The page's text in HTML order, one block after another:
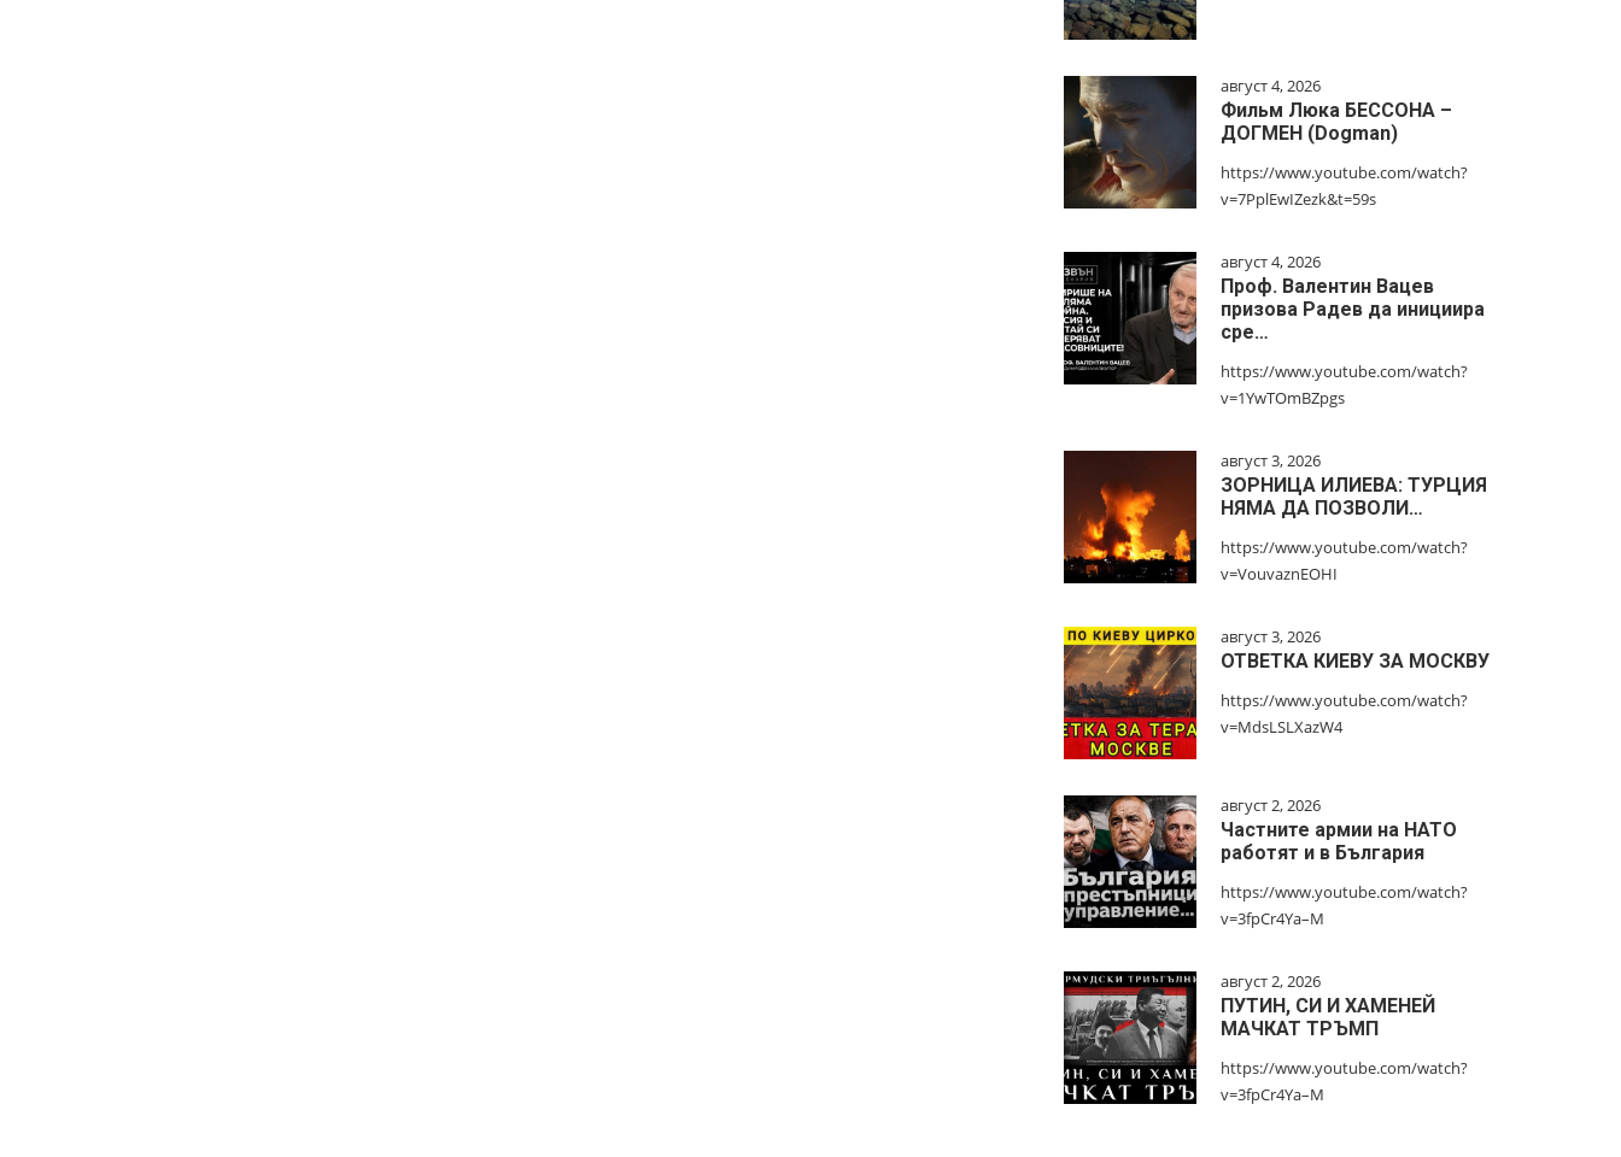
август 4, 2026
Фильм Люка БЕССОНА –
ДОГМЕН (Dogman)
https://www.youtube.com/watch?
v=7PplEwIZezk&t=59s
август 4, 2026
Проф. Валентин Вацев
призова Радев да инициира
сре…
https://www.youtube.com/watch?
v=1YwTOmBZpgs
август 3, 2026
ЗОРНИЦА ИЛИЕВА: ТУРЦИЯ
НЯМА ДА ПОЗВОЛИ…
https://www.youtube.com/watch?
v=VouvaznEOHI
август 3, 2026
ОТВЕТКА КИЕВУ ЗА МОСКВУ
https://www.youtube.com/watch?
v=MdsLSLXazW4
август 2, 2026
Частните армии на НАТО
работят и в България
https://www.youtube.com/watch?
v=3fpCr4Ya–M
август 2, 2026
ПУТИН, СИ И ХАМЕНЕЙ
МАЧКАТ ТРЪМП
https://www.youtube.com/watch?
v=3fpCr4Ya–M